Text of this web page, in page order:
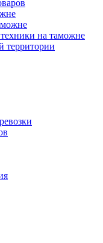
на таможне
территории